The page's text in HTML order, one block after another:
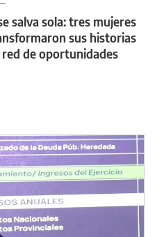
salva sola: tres mujeres
sus historias
red de oportunidades